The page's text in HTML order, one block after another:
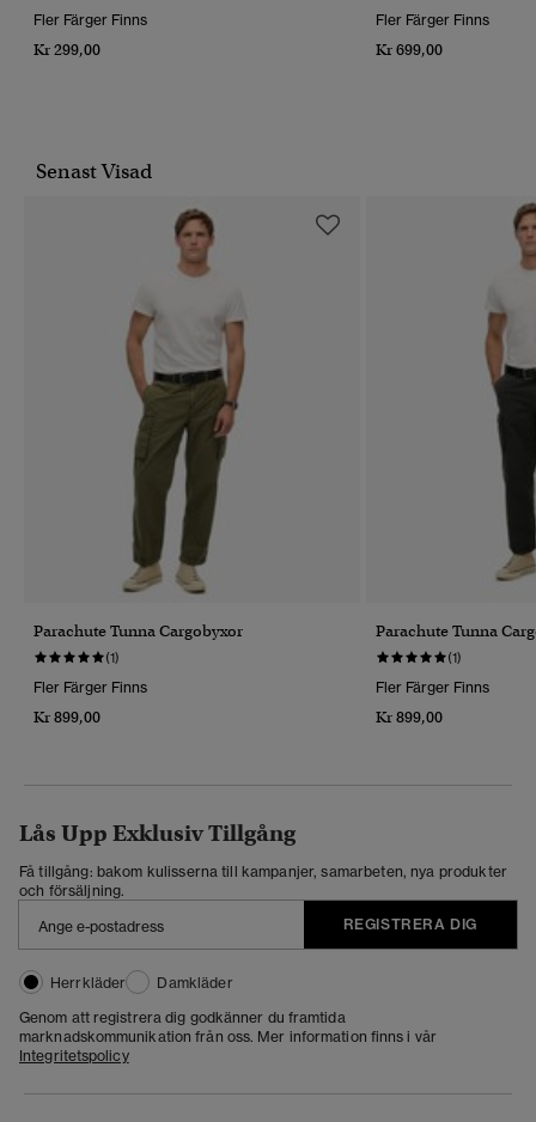
Fler Färger Finns
Kr 299,00
Fler Färger Finns
Kr 699,00
Senast Visad
Parachute Tunna Cargobyxor
(1)
Fler Färger Finns
Kr 899,00
Parachute Tunna
(1)
Fler Färger Finns
Kr 899,00
Lås Upp Exklusiv Tillgång
Få tillgång: bakom kulisserna till kampanjer, samarbeten, nya produkter
och försäljning.
REGISTRERA DIG
Herrkläder
Damkläder
Genom att registrera dig godkänner du framtida
marknadskommunikation från oss. Mer information finns i vår
Integritetspolicy